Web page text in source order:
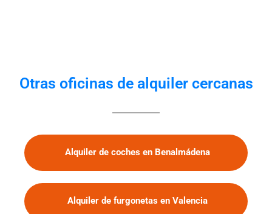
Otras oficinas de alquiler cercanas
Alquiler de coches en Benalmádena
Alquiler de furgonetas en Valencia